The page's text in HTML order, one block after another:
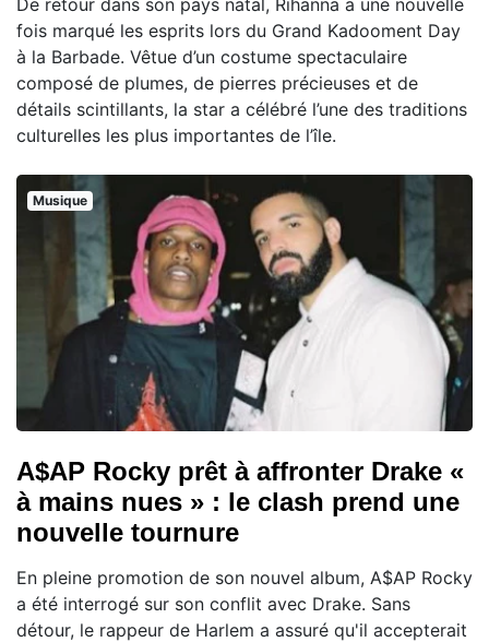
fois marqué les esprits lors du Grand Kadooment Day
à la Barbade. Vêtue d’un costume spectaculaire
composé de plumes, de pierres précieuses et de
détails scintillants, la star a célébré l’une des traditions
culturelles les plus importantes de l’île.
Musique
A$AP Rocky prêt à affronter Drake «
à mains nues » : le clash prend une
nouvelle tournure
En pleine promotion de son nouvel album, A$AP Rocky
a été interrogé sur son conflit avec Drake. Sans
détour, le rappeur de Harlem a assuré qu'il accepterait